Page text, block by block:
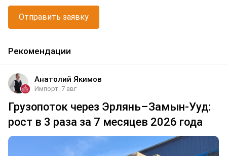
Отправить заявку
Рекомендации
Анатолий Якимов
Импорт 7 авг
Грузопоток через Эрлянь–Замын-Ууд:
рост в 3 раза за 7 месяцев 2026 года